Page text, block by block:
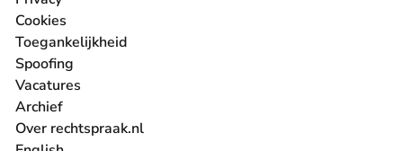
Cookies
Toegankelijkheid
Spoofing
Vacatures
- U verlaat Rechtspraak.nl
Archief
Over rechtspraak.nl